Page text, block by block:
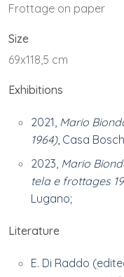
Frottage on paper
Size
69x118,5 cm
Exhibitions
2021, Mario
1964), Casa
2023, Mario
tela e frottages
Lugano;
Literature
E. Di Raddo